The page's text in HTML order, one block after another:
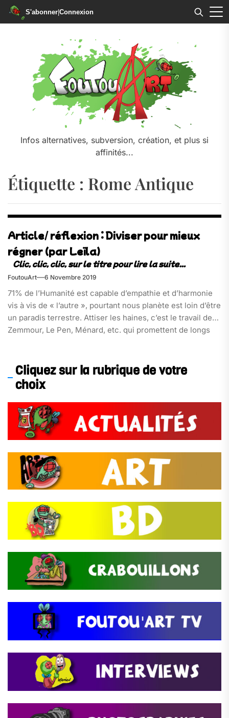
S'abonner|Connexion
Infos alternatives, subversion, création, et plus si
affinités...
Étiquette : Rome Antique
Article/ réflexion : Diviser pour mieux
régner (par Leïla)
FoutouArt 6 Novembre 2019
71% de l’Humanité est capable d’empathie et d’harmonie
vis à vis de « l’autre », pourtant nous planète est loin d’être
un paradis terrestre. Attiser les haines, c’est le travail des
Zemmour, Le Pen, Ménard, etc. qui promettent de longs
Cliquez sur la rubrique de votre
choix